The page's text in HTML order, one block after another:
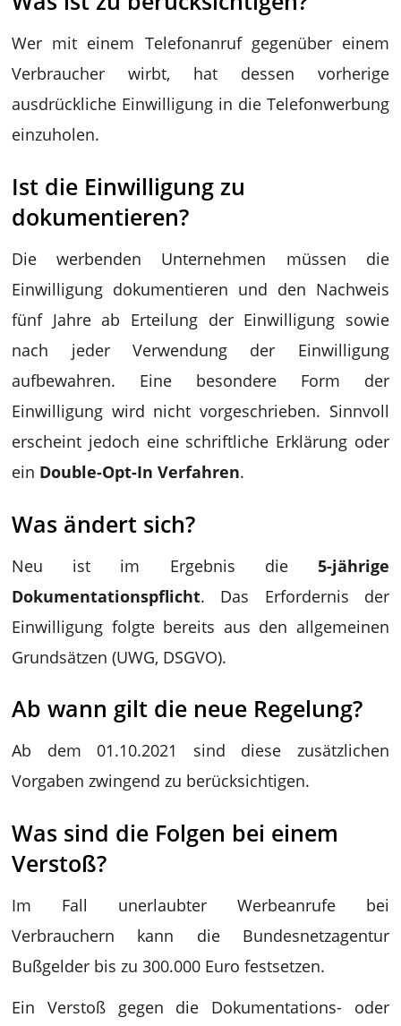
Wer mit einem Telefonanruf gegenüber einem
Verbraucher wirbt, hat dessen vorherige
ausdrückliche Einwilligung in die Telefonwerbung
einzuholen.
Ist die Einwilligung zu
dokumentieren?
Die werbenden Unternehmen müssen die
Einwilligung dokumentieren und den Nachweis
fünf Jahre ab Erteilung der Einwilligung sowie
nach jeder Verwendung der Einwilligung
aufbewahren. Eine besondere Form der
Einwilligung wird nicht vorgeschrieben. Sinnvoll
erscheint jedoch eine schriftliche Erklärung oder
ein Double-Opt-In Verfahren.
Was ändert sich?
Neu ist im Ergebnis die 5-jährige
Dokumentationspflicht. Das Erfordernis der
Einwilligung folgte bereits aus den allgemeinen
Grundsätzen (UWG, DSGVO).
Ab wann gilt die neue Regelung?
Ab dem 01.10.2021 sind diese zusätzlichen
Vorgaben zwingend zu berücksichtigen.
Was sind die Folgen bei einem
Verstoß?
Im Fall unerlaubter Werbeanrufe bei
Verbrauchern kann die Bundesnetzagentur
Bußgelder bis zu 300.000 Euro festsetzen.
Ein Verstoß gegen die Dokumentations- oder